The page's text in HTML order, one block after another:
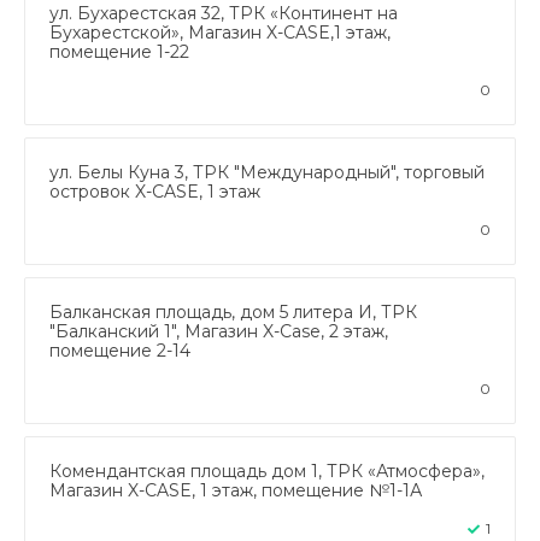
ул. Бухарестская 32, ТРК «Континент на
Бухарестской», Магазин X-CASE,1 этаж,
помещение 1-22
0
ул. Белы Куна 3, ТРК "Международный", торговый
островок X-CASE, 1 этаж
0
Балканская площадь, дом 5 литера И, ТРК
"Балканский 1", Магазин X-Case, 2 этаж,
помещение 2-14
0
Комендантская площадь дом 1, ТРК «Атмосфера»,
Магазин X-CASE, 1 этаж, помещение №1-1А
1